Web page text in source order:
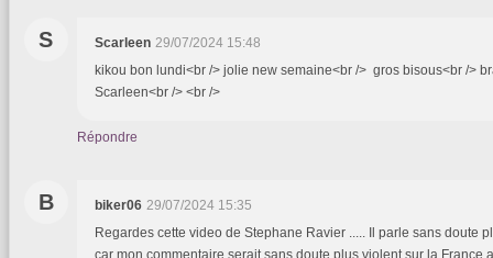
S Scarleen 29/07/2024 15:48
kikou bon lundi<br /> jolie new semaine<br /> gros bisous<br />
Scarleen<br /> <br />
Répondre
B biker06 29/07/2024 15:35
Regardes cette video de Stephane Ravier ..... Il parle sans doute
car mon commentaire serait sans doute plus violent sur la France